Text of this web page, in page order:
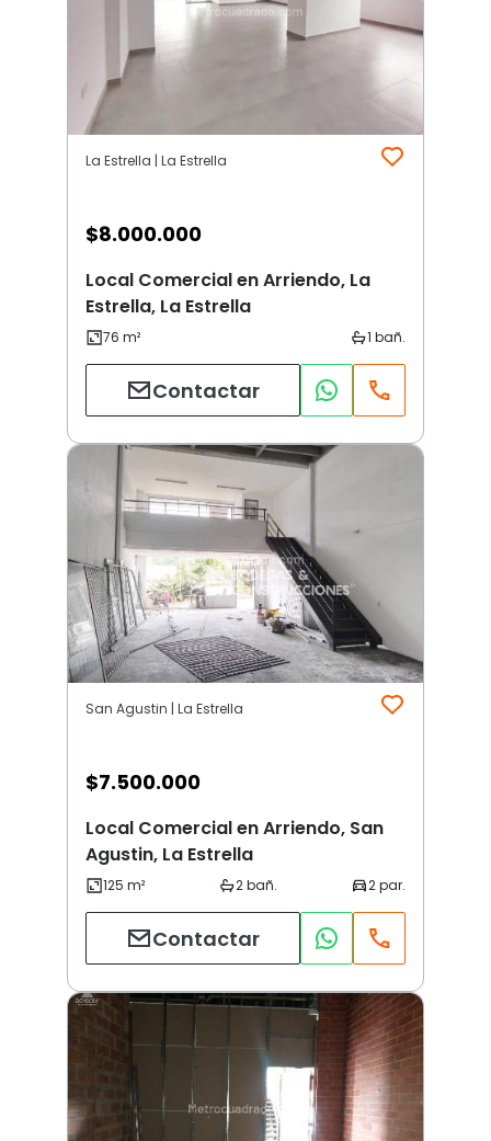
La Estrella | La Estrella
$8.000.000
Local Comercial en Arriendo, La
Estrella, La Estrella
Contactar
San Agustin | La Estrella
$7.500.000
Local Comercial en Arriendo, San
Agustin, La Estrella
Contactar